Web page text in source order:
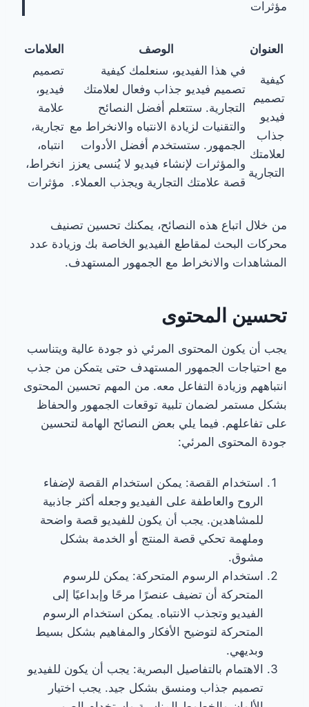
مؤثرات
العنوان الوصف العلامات
كيفية
تصميم
فيديو
جذاب
لعلامتك
التجارية
في هذا الفيديو، سنعلمك كيفية
تصميم فيديو جذاب وفعال لعلامتك
التجارية. ستتعلم أفضل النصائح
والتقنيات لزيادة الانتباه والانخراط مع
الجمهور. ستستخدم أفضل الأدوات
والمؤثرات لإنشاء فيديو لا يُنسى يعزز
قصة علامتك التجارية ويجذب العملاء.
تصميم
فيديو،
علامة
تجارية،
انتباه،
انخراط،
مؤثرات
من خلال اتباع هذه النصائح، يمكنك تحسين تصنيف
محركات البحث لمقاطع الفيديو الخاصة بك وزيادة عدد
المشاهدات والانخراط مع الجمهور المستهدف.
تحسين المحتوى
يجب أن يكون المحتوى المرئي ذو جودة عالية ويتناسب
مع احتياجات الجمهور المستهدف حتى يتمكن من جذب
انتباههم وزيادة التفاعل معه. من المهم تحسين المحتوى
بشكل مستمر لضمان تلبية توقعات الجمهور والحفاظ
على تفاعلهم. فيما يلي بعض النصائح الهامة لتحسين
جودة المحتوى المرئي:
استخدام القصة: يمكن استخدام القصة لإضفاء
الروح والعاطفة على الفيديو وجعله أكثر جاذبية
للمشاهدين. يجب أن يكون للفيديو قصة واضحة
وملهمة تحكي قصة المنتج أو الخدمة بشكل
مشوق.
استخدام الرسوم المتحركة: يمكن للرسوم
المتحركة أن تضيف عنصرًا مرحًا وإبداعيًا إلى
الفيديو وتجذب الانتباه. يمكن استخدام الرسوم
المتحركة لتوضيح الأفكار والمفاهيم بشكل بسيط
وبديهي.
الاهتمام بالتفاصيل البصرية: يجب أن يكون للفيديو
تصميم جذاب ومنسق بشكل جيد. يجب اختيار